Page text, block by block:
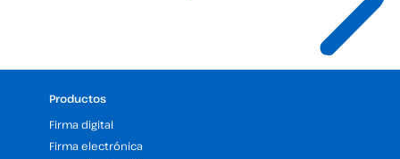
Productos
Firma digital
Firma electrónica